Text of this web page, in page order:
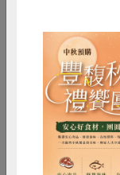
調理方式
惜食
雞蛋